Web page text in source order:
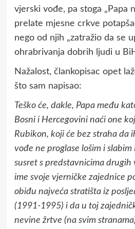
vjerski vođe, pa stoga „Papa
prelate mjesne crkve
nego od njih „zatražio da se
ohrabrivanja dobrih ljudi u
Nažalost, člankopisac opet
što sam napisao:
Teško će, dakle, Papa među
Bosni i Hercegovini naći one
Rubikon, koji će bez straha da
vođe ne proglase lošim i
susret s predstavnicima drugih
ime svoje vjerničke zajednice
obiđu najveća stratišta iz
(1991-1995) i da u toj
nevine žrtve (na svim